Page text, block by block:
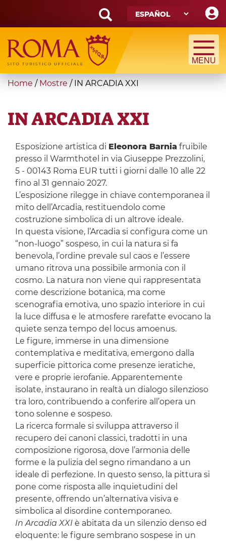
main
content
Search
form
Búsqueda
You
here
Home / Mostre / IN ARCADIA XXI
IN ARCADIA XXI
Esposizione artistica di Eleonora Barnia fruibile
presso il Warmthotel in via Giuseppe Prezzolini,
5 - 00143 Roma EUR tutti i giorni dalle 10 alle 22
fino al 31 gennaio 2027.
L’esposizione rilegge in chiave contemporanea il
mito dell’Arcadia, restituendolo come
costruzione simbolica di un altrove ideale.
In questa visione, l’Arcadia si configura come un
“non-luogo” sospeso, in cui la natura si fa
benevola, l’ordine prevale sul caos e l’essere
umano ritrova una possibile armonia con il
cosmo. La natura non viene qui rappresentata
come descrizione botanica, ma come
scenografia emotiva, uno spazio interiore in cui
la luce diffusa e le atmosfere rarefatte evocano la
quiete senza tempo del locus amoenus.
Le figure, immerse in una dimensione
contemplativa e meditativa, emergono dalla
superficie pittorica come presenze ieratiche,
vere e proprie ierofanie. Apparentemente
isolate, instaurano in realtà un dialogo silenzioso
tra loro, contribuendo a conferire all’opera un
tono solenne e sospeso.
La ricerca formale si sviluppa attraverso il
recupero dei canoni classici, tradotti in una
composizione rigorosa, dove l’armonia delle
forme e la pulizia del segno rimandano a un
ideale di perfezione. In questo senso, la pittura si
pone come risposta alle inquietudini del
presente, offrendo un’alternativa visiva e
simbolica al disordine contemporaneo.
In Arcadia XXI è abitata da un silenzio denso ed
eloquente: le figure sembrano sospese in un